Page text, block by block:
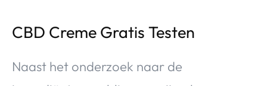
CBD Creme Gratis Testen
Naast het onderzoek naar de